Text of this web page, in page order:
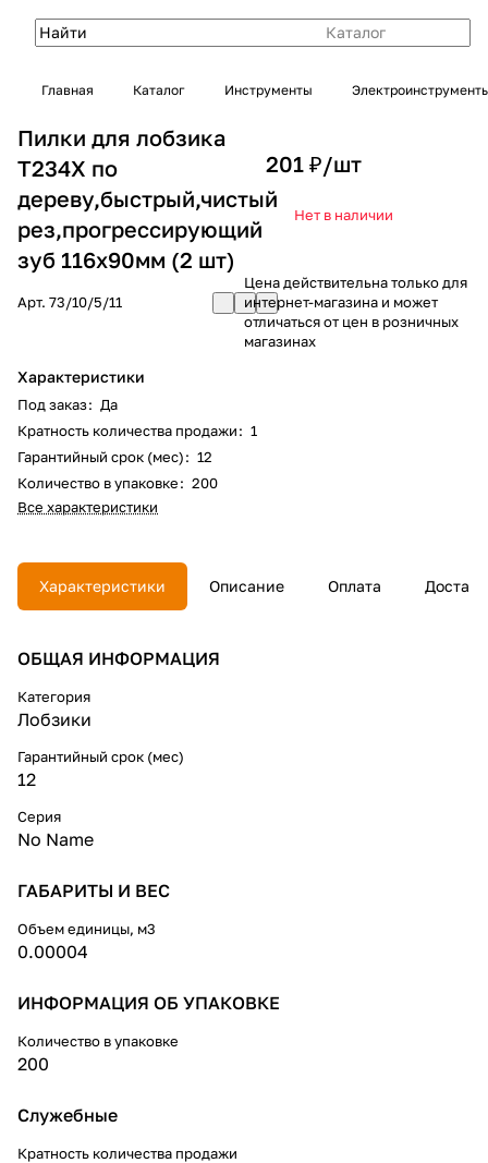
Каталог
Главная Каталог Инструменты
Пилки для лобзика
Т234Х по
дереву,быстрый,чистый
рез,прогрессирующий
зуб 116х90мм (2 шт)
Арт. 73/10/5/11
Характеристики
Под заказ: Да
Кратность количества продажи: 1
Гарантийный срок (мес): 12
Количество в упаковке: 200
Все характеристики
201 ₽/шт
Нет в наличии
Цена действительна только для
интернет-магазина и может
отличаться от цен в розничных
магазинах
Характеристики Описание Оплата
ОБЩАЯ ИНФОРМАЦИЯ
Категория
Лобзики
Гарантийный срок (мес)
12
Серия
No Name
ГАБАРИТЫ И ВЕС
Объем единицы, м3
0.00004
ИНФОРМАЦИЯ ОБ УПАКОВКЕ
Количество в упаковке
200
Служебные
Кратность количества продажи